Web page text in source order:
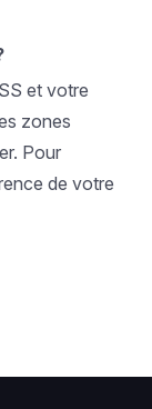
et votre
zones
Pour
de votre